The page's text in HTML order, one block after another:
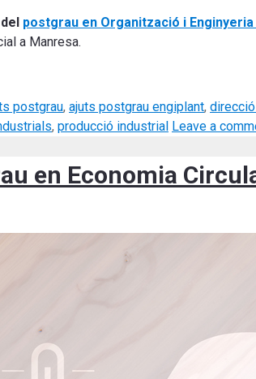
postgrau en Organització i
a Manresa.
postgrau, ajuts postgrau engiplant,
, producció industrial Leave a
en Economia